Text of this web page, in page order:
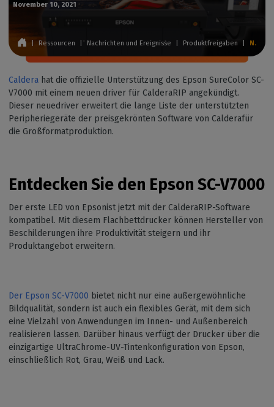
November 10, 2021
Ressourcen Nachrichten und Ereignisse Produktfreigaben Neu Epson SureColor SC-V7000 Driver für CalderaRIP
Caldera hat die offizielle Unterstützung des Epson SureColor SC-
V7000 mit einem neuen driver für CalderaRIP angekündigt.
Dieser neuedriver erweitert die lange Liste der unterstützten
Peripheriegeräte der preisgekrönten Software von Calderafür
die Großformatproduktion.
Entdecken Sie den Epson SC-V7000
Der erste LED von Epsonist jetzt mit der CalderaRIP-Software
kompatibel. Mit diesem Flachbettdrucker können Hersteller von
Beschilderungen ihre Produktivität steigern und ihr
Produktangebot erweitern.
Der Epson SC-V7000 bietet nicht nur eine außergewöhnliche
Bildqualität, sondern ist auch ein flexibles Gerät, mit dem sich
eine Vielzahl von Anwendungen im Innen- und Außenbereich
realisieren lassen. Darüber hinaus verfügt der Drucker über die
einzigartige UltraChrome-UV-Tintenkonfiguration von Epson,
einschließlich Rot, Grau, Weiß und Lack.